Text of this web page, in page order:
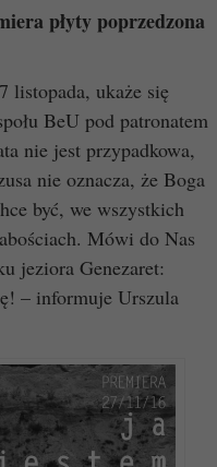
płyty poprzedzona
listopada, ukaże się
BeU pod patronatem
nie jest przypadkowa,
nie oznacza, że Boga
być, we wszystkich
Mówi do Nas
jeziora Genezaret:
– informuje Urszula